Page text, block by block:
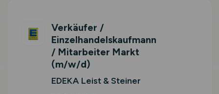
Verkäufer /
Einzelhandelskaufmann
/ Mitarbeiter Markt
(m/w/d)
EDEKA Leist & Steiner